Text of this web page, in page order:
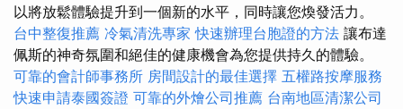
以將放鬆體驗提升到一個新的水平，同時讓您煥發活力。
台中整復推薦 冷氣清洗專家 快速辦理台胞證的方法 讓布達
佩斯的神奇氛圍和絕佳的健康機會為您提供持久的體驗。
可靠的會計師事務所 房間設計的最佳選擇 五權路按摩服務
快速申請泰國簽證 可靠的外燴公司推薦 台南地區清潔公司